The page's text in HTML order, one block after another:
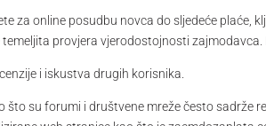
za online posudbu novca do sljedeće plaće,
provjera vjerodostojnosti
i iskustva drugih korisnika.
što su forumi i društvene mreže često sadrže